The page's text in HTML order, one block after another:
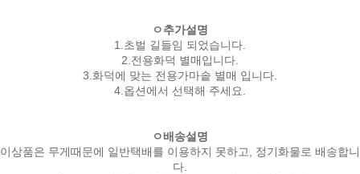
ㅇ추가설명
1.초벌 길들임 되었습니다.
2.전용화덕 별매입니다.
3.화덕에 맞는 전용가마솥 별매 입니다.
4.옵션에서 선택해 주세요.
ㅇ배송설명
이상품은 무게때문에 일반택배를 이용하지 못하고, 정기화물로 배송합니
다.